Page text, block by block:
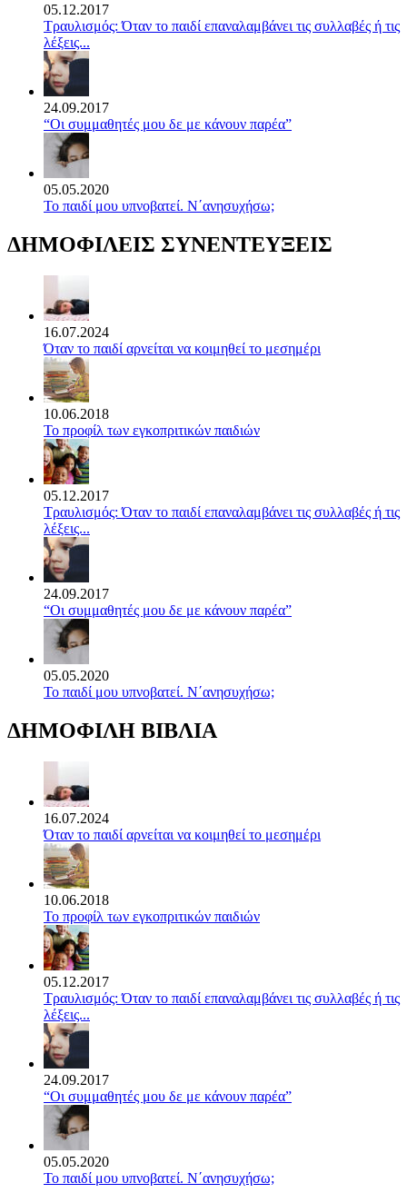
05.12.2017
Τραυλισμός: Όταν το παιδί επαναλαμβάνει τις συλλαβές ή τις
λέξεις...
24.09.2017
“Οι συμμαθητές μου δε με κάνουν παρέα”
05.05.2020
Το παιδί μου υπνοβατεί. Ν΄ανησυχήσω;
ΔΗΜΟΦΙΛΕΙΣ ΣΥΝΕΝΤΕΥΞΕΙΣ
16.07.2024
Όταν το παιδί αρνείται να κοιμηθεί το μεσημέρι
10.06.2018
Το προφίλ των εγκοπριτικών παιδιών
05.12.2017
Τραυλισμός: Όταν το παιδί επαναλαμβάνει τις συλλαβές ή τις
λέξεις...
24.09.2017
“Οι συμμαθητές μου δε με κάνουν παρέα”
05.05.2020
Το παιδί μου υπνοβατεί. Ν΄ανησυχήσω;
ΔΗΜΟΦΙΛΗ ΒΙΒΛΙΑ
16.07.2024
Όταν το παιδί αρνείται να κοιμηθεί το μεσημέρι
10.06.2018
Το προφίλ των εγκοπριτικών παιδιών
05.12.2017
Τραυλισμός: Όταν το παιδί επαναλαμβάνει τις συλλαβές ή τις
λέξεις...
24.09.2017
“Οι συμμαθητές μου δε με κάνουν παρέα”
05.05.2020
Το παιδί μου υπνοβατεί. Ν΄ανησυχήσω;